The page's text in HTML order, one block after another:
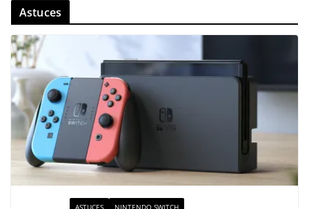
Astuces
ASTUCES NINTENDO SWITCH